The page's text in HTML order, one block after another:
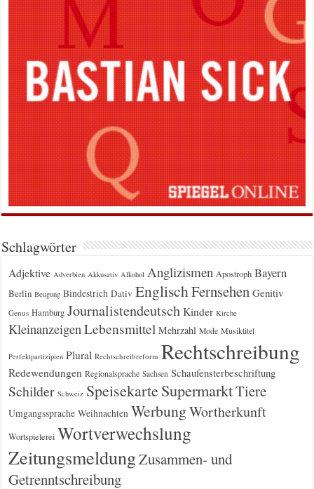
Schlagwörter
Adjektive Adverbien Akkusativ Alkohol Anglizismen Apostroph Bayern
Berlin Beugung Bindestrich Dativ EnglischFernsehen Genitiv
Genus Hamburg Journalistendeutsch Kinder Kirche
Kleinanzeigen Lebensmittel Mehrzahl Mode Musiktitel
Perfektpartizipien Plural Rechtschreibreform Rechtschreibung
Redewendungen Regionalsprache Sachsen Schaufensterbeschriftung
Schilder Schweiz Speisekarte SupermarktTiere
Umgangssprache Weihnachten WerbungWortherkunft
Wortspielerei Wortverwechslung
ZeitungsmeldungZusammen- und
Getrenntschreibung